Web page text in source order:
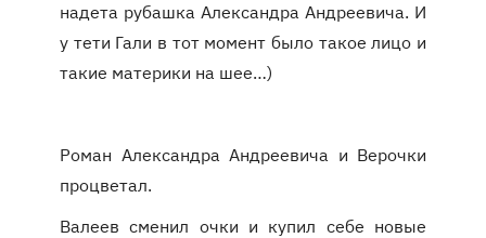
надета рубашка Александра Андреевича. И
у тети Гали в тот момент было такое лицо и
такие материки на шее…)
Роман Александра Андреевича и Верочки
процветал.
Валеев сменил очки и купил себе новые